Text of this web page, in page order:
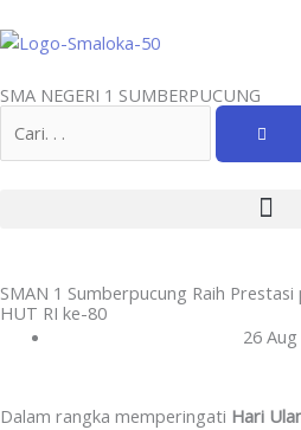
to
SMA NEGERI 1 SUMBERPUCUNG
SMAN 1 Sumberpucung Raih
HUT RI ke-80
26
Dalam rangka memperingati Hari